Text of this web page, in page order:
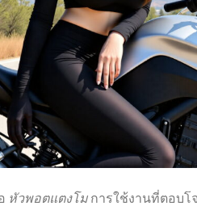
หัวพอตแตงโม การใช้งานที่ตอบโ